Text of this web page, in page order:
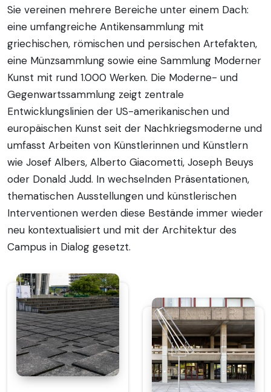
Sie vereinen mehrere Bereiche unter einem Dach:
eine umfangreiche Antikensammlung mit
griechischen, römischen und persischen Artefakten,
eine Münzsammlung sowie eine Sammlung Moderner
Kunst mit rund 1.000 Werken. Die Moderne- und
Gegenwartssammlung zeigt zentrale
Entwicklungslinien der US-amerikanischen und
europäischen Kunst seit der Nachkriegsmoderne und
umfasst Arbeiten von Künstlerinnen und Künstlern
wie Josef Albers, Alberto Giacometti, Joseph Beuys
oder Donald Judd. In wechselnden Präsentationen,
thematischen Ausstellungen und künstlerischen
Interventionen werden diese Bestände immer wieder
neu kontextualisiert und mit der Architektur des
Campus in Dialog gesetzt.